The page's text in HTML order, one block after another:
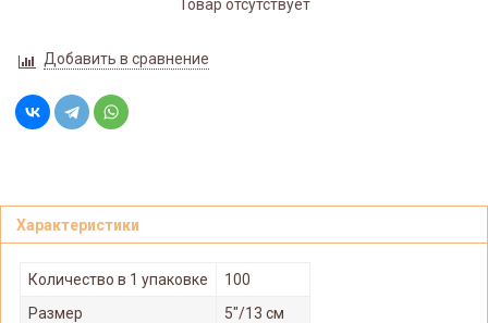
Товар отсутствует
Добавить в сравнение
Характеристики
Количество в 1 упаковке
100
Размер
5"/13 см